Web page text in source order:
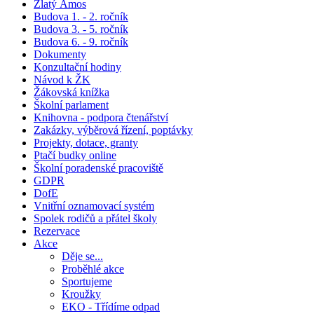
Zlatý Ámos
Budova 1. - 2. ročník
Budova 3. - 5. ročník
Budova 6. - 9. ročník
Dokumenty
Konzultační hodiny
Návod k ŽK
Žákovská knížka
Školní parlament
Knihovna - podpora čtenářství
Zakázky, výběrová řízení, poptávky
Projekty, dotace, granty
Ptačí budky online
Školní poradenské pracoviště
GDPR
DofE
Vnitřní oznamovací systém
Spolek rodičů a přátel školy
Rezervace
Akce
Děje se...
Proběhlé akce
Sportujeme
Kroužky
EKO - Třídíme odpad